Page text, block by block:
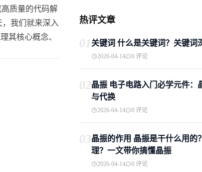
质量的代码解
我们就来深入
其核心概念、
热评文章
01关键词 什么是关键词？关键词
2026-04-14 0 评论
02晶振 电子电路入门必学元件：
与代换
2026-04-14 0 评论
03晶振的作用 晶振是干什么用的
理？一文带你搞懂晶振
2026-04-14 0 评论